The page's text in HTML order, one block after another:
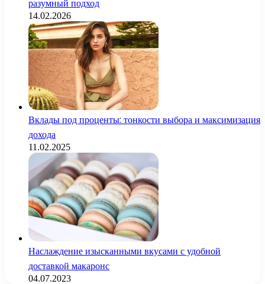
разумный подход
14.02.2026
Вклады под проценты: тонкости выбора и максимизация
дохода
11.02.2025
Наслаждение изысканными вкусами с удобной
доставкой макаронс
04.07.2023